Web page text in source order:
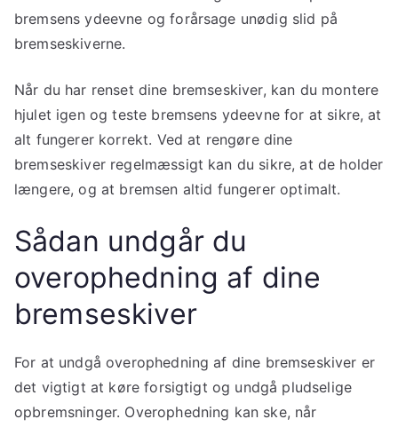
bremsens ydeevne og forårsage unødig slid på
bremseskiverne.
Når du har renset dine bremseskiver, kan du montere
hjulet igen og teste bremsens ydeevne for at sikre, at
alt fungerer korrekt. Ved at rengøre dine
bremseskiver regelmæssigt kan du sikre, at de holder
længere, og at bremsen altid fungerer optimalt.
Sådan undgår du
overophedning af dine
bremseskiver
For at undgå overophedning af dine bremseskiver er
det vigtigt at køre forsigtigt og undgå pludselige
opbremsninger. Overophedning kan ske, når